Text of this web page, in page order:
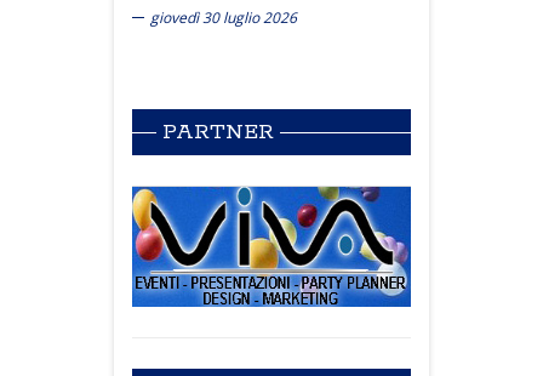
giovedì 30 luglio 2026
PARTNER